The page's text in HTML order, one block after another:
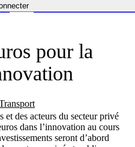
pour la
et des acteurs du secteur privé
dans l’innovation au cours
seront d’abord